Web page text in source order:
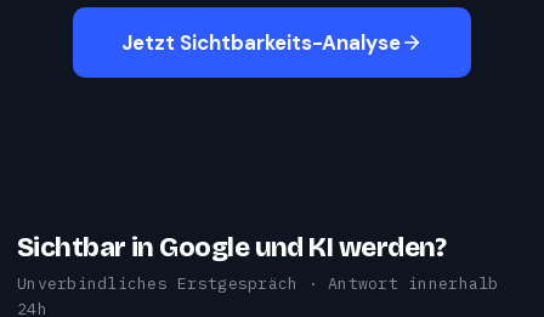
Jetzt Sichtbarkeits-Analyse
Sichtbar in Google und KI werden?
Unverbindliches Erstgespräch · Antwort innerhalb
24h